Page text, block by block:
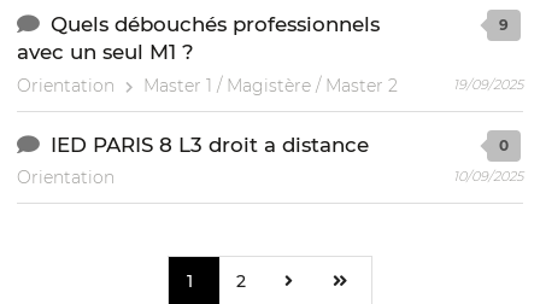
Quels débouchés professionnels
avec un seul M1 ?
Orientation Master 1 / Magistère / Master 2
9
19/09/2025
IED PARIS 8 L3 droit a distance
Orientation
0
10/09/2025
1 2